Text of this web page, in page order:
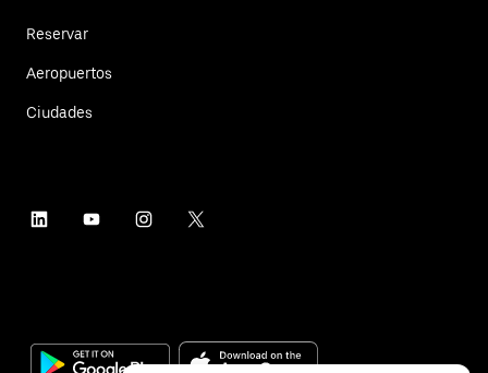
Reservar
Aeropuertos
Ciudades